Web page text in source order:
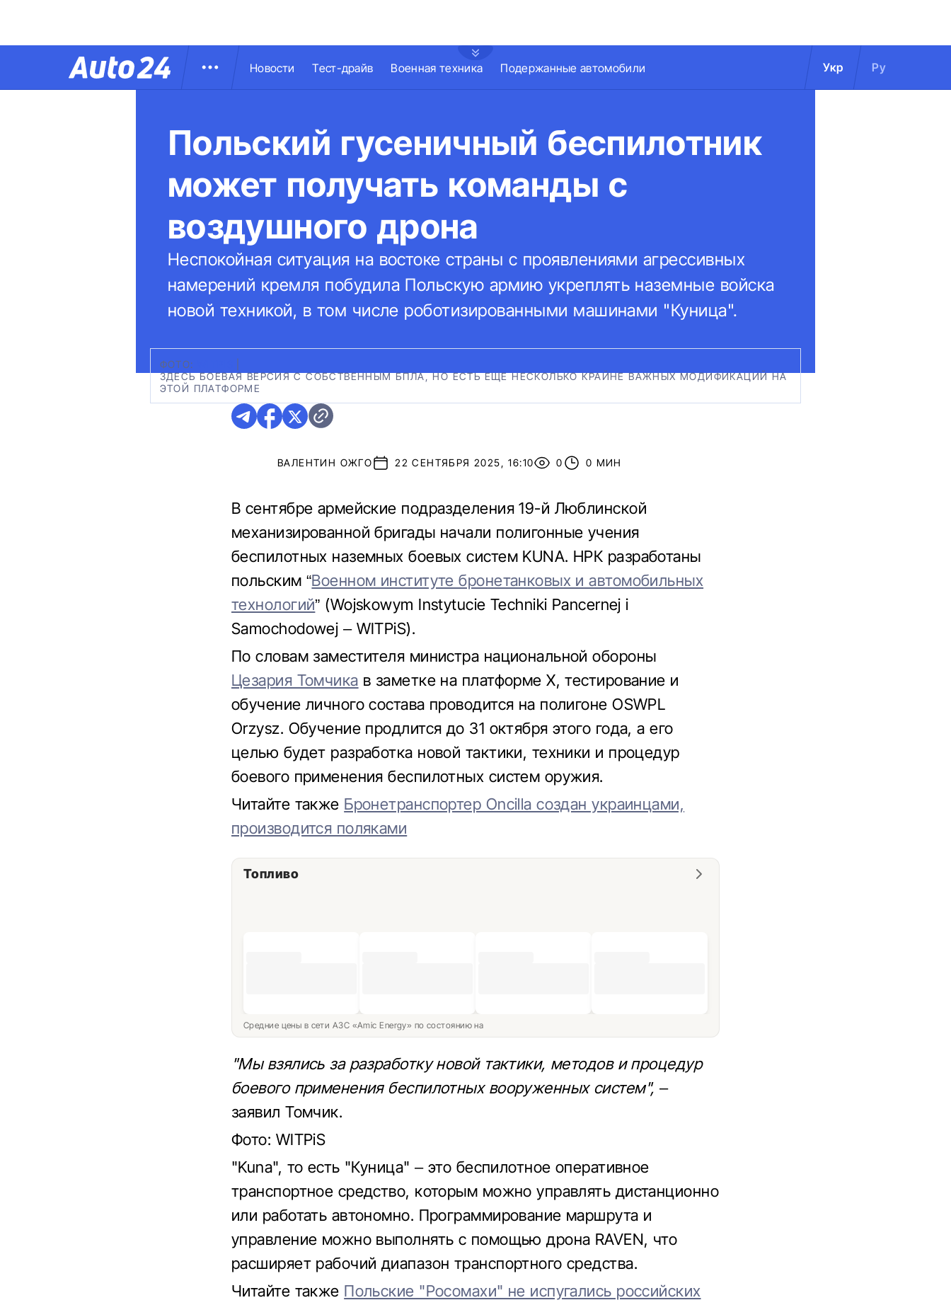
Новости Тест-драйв Военная техника Подержанные автомобили Укр Ру
Польский гусеничный беспилотник
может получать команды с
воздушного дрона
Неспокойная ситуация на востоке страны с проявлениями агрессивных
намерений кремля побудила Польскую армию укреплять наземные войска
новой техникой, в том числе роботизированными машинами "Куница".
ФОТО:
ЗДЕСЬ БОЕВАЯ ВЕРСИЯ С СОБСТВЕННЫМ БПЛА, НО ЕСТЬ ЕЩЕ НЕСКОЛЬКО КРАЙНЕ ВАЖНЫХ МОДИФИКАЦИЙ НА
ЭТОЙ ПЛАТФОРМЕ
ВАЛЕНТИН ОЖГО 22 СЕНТЯБРЯ 2025, 16:10 0 0 МИН
В сентябре армейские подразделения 19-й Люблинской
механизированной бригады начали полигонные учения
беспилотных наземных боевых систем KUNA. НРК разработаны
польским “Военном институте бронетанковых и автомобильных
технологий” (Wojskowym Instytucie Techniki Pancernej i
Samochodowej – WITPiS).
По словам заместителя министра национальной обороны
Цезария Томчика в заметке на платформе X, тестирование и
обучение личного состава проводится на полигоне OSWPL
Orzysz. Обучение продлится до 31 октября этого года, а его
целью будет разработка новой тактики, техники и процедур
боевого применения беспилотных систем оружия.
Читайте также Бронетранспортер Oncilla создан украинцами,
производится поляками
Топливо
Средние цены в сети АЗС «Amic Energy» по состоянию на
"Мы взялись за разработку новой тактики, методов и процедур
боевого применения беспилотных вооруженных систем", –
заявил Томчик.
Фото: WITPiS
"Kuna", то есть "Куница" – это беспилотное оперативное
транспортное средство, которым можно управлять дистанционно
или работать автономно. Программирование маршрута и
управление можно выполнять с помощью дрона RAVEN, что
расширяет рабочий диапазон транспортного средства.
Читайте также Польские "Росомахи" не испугались российских